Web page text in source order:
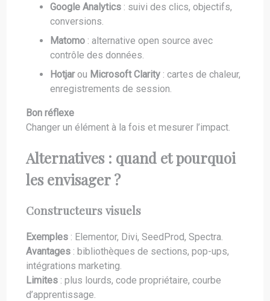
Google Analytics : suivi des clics, objectifs,
conversions.
Matomo : alternative open source avec
contrôle des données.
Hotjarou Microsoft Clarity : cartes de chaleur,
enregistrements de session.
Bon réflexe
Changer un élément à la fois et mesurer l’impact.
Alternatives : quand et pourquoi
les envisager ?
Constructeurs visuels
Exemples : Elementor, Divi, SeedProd, Spectra.
Avantages : bibliothèques de sections, pop-ups,
intégrations marketing.
Limites : plus lourds, code propriétaire, courbe
d’apprentissage.